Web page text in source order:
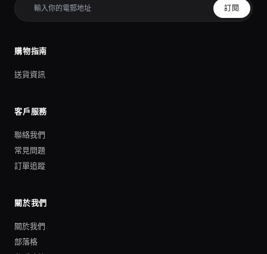
訂閱
購物指南
送貨資訊
客戶服務
聯絡我們
常見問題
訂單追蹤
關於我們
關於我們
部落格